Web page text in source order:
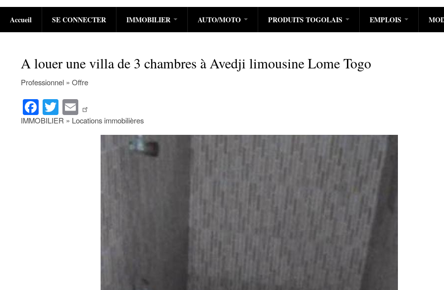
Accueil SE CONNECTER IMMOBILIER AUTO/MOTO PRODUITS TOGOLAIS EMPLOIS
A louer une villa de 3 chambres à Avedji limousine Lome Togo
Professionnel » Offre
Fa
ce
T
wi
E
m
IMMOBILIER » Locations immobilières